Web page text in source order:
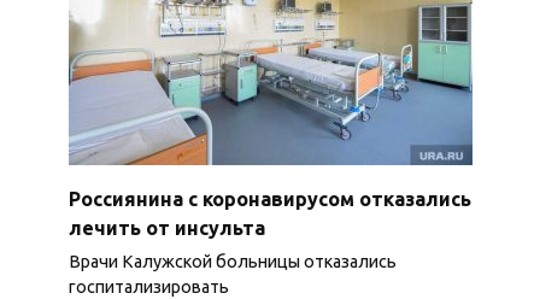
Россиянина с коронавирусом отказались
лечить от инсульта
Врачи Калужской больницы отказались
госпитализировать